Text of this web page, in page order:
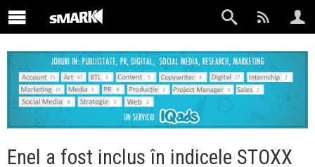
Enel a fost inclus în indicele STOXX